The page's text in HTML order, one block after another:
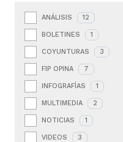
ANÁLISIS 12
BOLETINES 1
COYUNTURAS 3
FIP OPINA 7
INFOGRAFÍAS 1
MULTIMEDIA 2
NOTICIAS 1
VIDEOS 3